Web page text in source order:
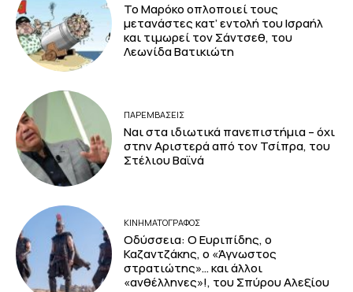
Το Μαρόκο οπλοποιεί τους
μετανάστες κατ’ εντολή του Ισραήλ
και τιμωρεί τον Σάντσεθ, του
Λεωνίδα Βατικιώτη
ΠΑΡΕΜΒΑΣΕΙΣ
Ναι στα ιδιωτικά πανεπιστήμια – όχι
στην Αριστερά από τον Τσίπρα, του
Στέλιου Βαϊνά
ΚΙΝΗΜΑΤΟΓΡΆΦΟΣ
Οδύσσεια: Ο Ευριπίδης, ο
Καζαντζάκης, ο «Άγνωστος
στρατιώτης»… και άλλοι
«ανθέλληνες»!, του Σπύρου Αλεξίου